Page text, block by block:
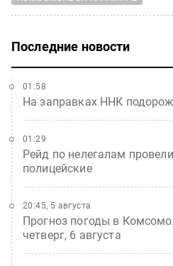
Последние новости
На заправках ННК
01:58
Рейд по нелегалам
полицейские
01:29
Прогноз погоды в
четверг, 6 августа
20:45, 5 августа